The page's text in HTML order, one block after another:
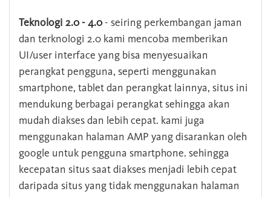
Teknologi 2.0 - 4.0- seiring perkembangan jaman
dan terknologi 2.0 kami mencoba memberikan
UI/user interface yang bisa menyesuaikan
perangkat pengguna, seperti menggunakan
smartphone, tablet dan perangkat lainnya, situs ini
mendukung berbagai perangkat sehingga akan
mudah diakses dan lebih cepat. kami juga
menggunakan halaman AMP yang disarankan oleh
google untuk pengguna smartphone. sehingga
kecepatan situs saat diakses menjadi lebih cepat
daripada situs yang tidak menggunakan halaman